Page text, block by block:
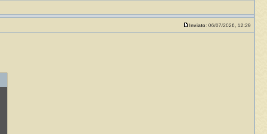
Inviato: 06/07/2026, 12:29